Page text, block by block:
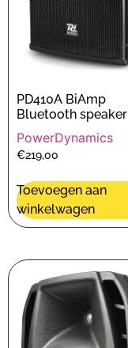
PD410A BiAmp
Bluetooth speaker
PowerDynamics
€219,00
Toevoegen aan
winkelwagen